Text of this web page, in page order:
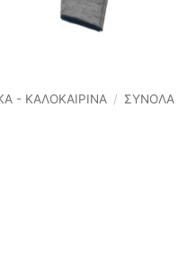
- ΚΑΛΟΚΑΙΡΙΝΆ / ΣΥΝΟΛΑ